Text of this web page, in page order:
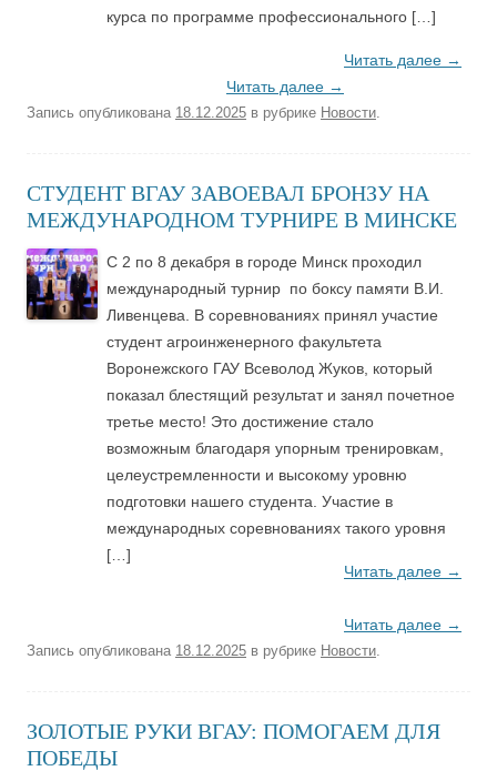
курса по программе профессионального […]
Читать далее →
Читать далее →
Запись опубликована 18.12.2025 в рубрике Новости.
СТУДЕНТ ВГАУ ЗАВОЕВАЛ БРОНЗУ НА
МЕЖДУНАРОДНОМ ТУРНИРЕ В МИНСКЕ
С 2 по 8 декабря в городе Минск проходил
международный турнир по боксу памяти В.И.
Ливенцева. В соревнованиях принял участие
студент агроинженерного факультета
Воронежского ГАУ Всеволод Жуков, который
показал блестящий результат и занял почетное
третье место! Это достижение стало
возможным благодаря упорным тренировкам,
целеустремленности и высокому уровню
подготовки нашего студента. Участие в
международных соревнованиях такого уровня
[…]
Читать далее →
Читать далее →
Запись опубликована 18.12.2025 в рубрике Новости.
ЗОЛОТЫЕ РУКИ ВГАУ: ПОМОГАЕМ ДЛЯ
ПОБЕДЫ